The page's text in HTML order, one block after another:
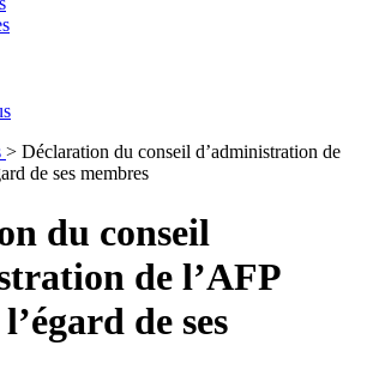
> Déclaration du conseil d’administration de
de ses membres
du conseil
de l’AFP
de ses